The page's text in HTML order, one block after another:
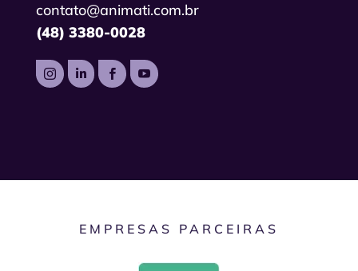
contato@animati.com.br
(48) 3380-0028
   
EMPRESAS PARCEIRAS